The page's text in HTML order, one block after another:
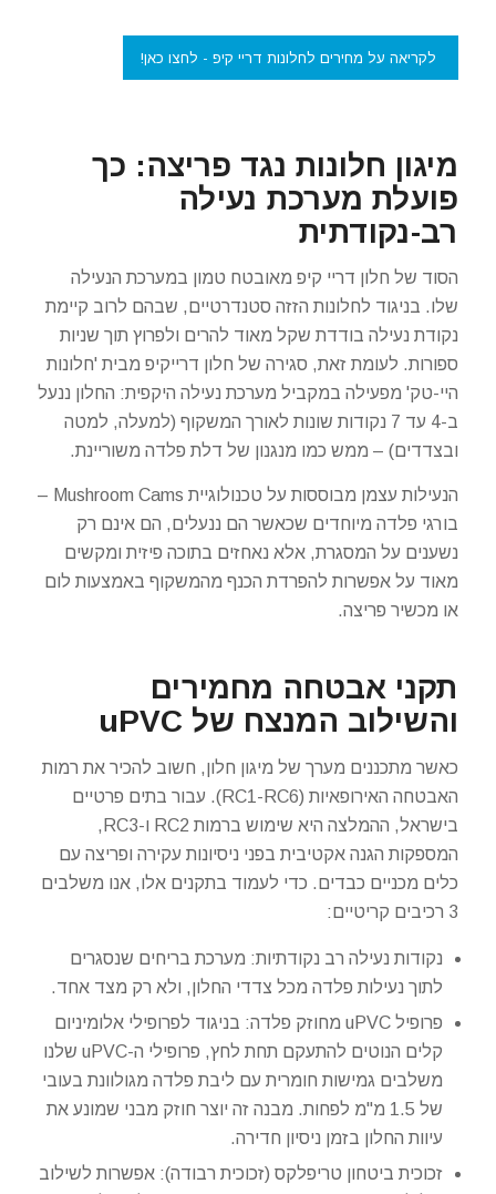
לקריאה על מחירים לחלונות דריי קיפ - לחצו כאן!
מיגון חלונות נגד פריצה: כך
פועלת מערכת נעילה
רב-נקודתית
הסוד של חלון דריי קיפ מאובטח טמון במערכת הנעילה
שלו. בניגוד לחלונות הזזה סטנדרטיים, שבהם לרוב קיימת
נקודת נעילה בודדת שקל מאוד להרים ולפרוץ תוך שניות
ספורות. לעומת זאת, סגירה של חלון דרייקיפ מבית 'חלונות
היי-טק' מפעילה במקביל מערכת נעילה היקפית: החלון ננעל
ב-4 עד 7 נקודות שונות לאורך המשקוף (למעלה, למטה
ובצדדים) – ממש כמו מנגנון של דלת פלדה משוריינת.
הנעילות עצמן מבוססות על טכנולוגיית Mushroom Cams –
בורגי פלדה מיוחדים שכאשר הם ננעלים, הם אינם רק
נשענים על המסגרת, אלא נאחזים בתוכה פיזית ומקשים
מאוד על אפשרות להפרדת הכנף מהמשקוף באמצעות לום
או מכשיר פריצה.
תקני אבטחה מחמירים
והשילוב המנצח של uPVC
כאשר מתכננים מערך של מיגון חלון, חשוב להכיר את רמות
האבטחה האירופאיות (RC1-RC6). עבור בתים פרטיים
בישראל, ההמלצה היא שימוש ברמות RC2 ו-RC3,
המספקות הגנה אקטיבית בפני ניסיונות עקירה ופריצה עם
כלים מכניים כבדים. כדי לעמוד בתקנים אלו, אנו משלבים
3 רכיבים קריטיים:
נקודות נעילה רב נקודתיות: מערכת בריחים שנסגרים
לתוך נעילות פלדה מכל צדדי החלון, ולא רק מצד אחד.
פרופיל uPVC מחוזק פלדה: בניגוד לפרופילי אלומיניום
קלים הנוטים להתעקם תחת לחץ, פרופילי ה-uPVC שלנו
משלבים גמישות חומרית עם ליבת פלדה מגולוונת בעובי
של 1.5 מ"מ לפחות. מבנה זה יוצר חוזק מבני שמונע את
עיוות החלון בזמן ניסיון חדירה.
זכוכית ביטחון טריפלקס (זכוכית רבודה): אפשרות לשילוב